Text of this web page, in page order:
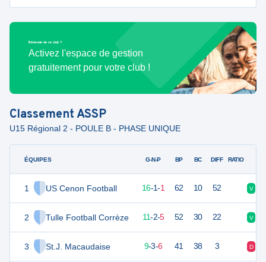
Bénévole de ce club ?
Activez l'espace de gestion
gratuitement pour votre club !
ClassementASSP
U15 Régional 2 - POULE B - PHASE UNIQUE
ÉQUIPES
1 US Cenon Football
2 Tulle Football Corrèze
3 St.J. Macaudaise
G-N-P BP BC DIFF RATIO
49 16-1-1 62 10 52 V
35 18 11-2-5 52 30 22 V
30 9-3-6 41 38 3 D